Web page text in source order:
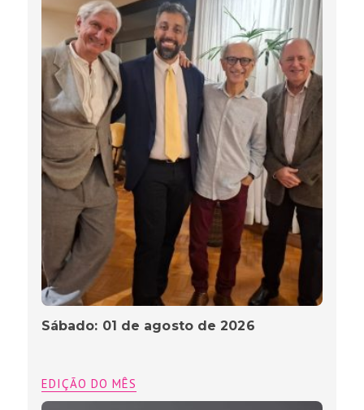
Sábado: 01 de agosto de 2026
EDIÇÃO DO MÊS